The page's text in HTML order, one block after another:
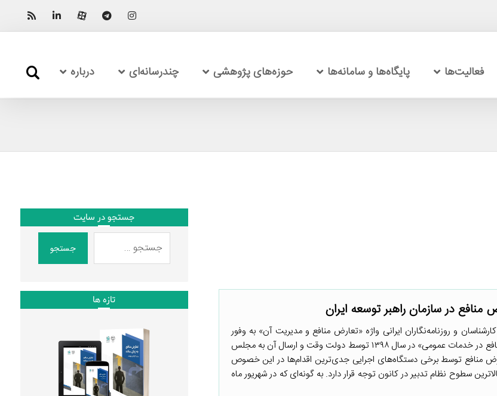
فعالیت‌ها پایگاه‌ها و سامانه‌ها حوزه‌های پژوهشی چندرسانه‌ای درباره
در سازمان راهبر توسعه ایران
و روزنامه‌نگاران ایرانی واژه «تعارض منافع و مدیریت آن» به وفور
دیده می‌شود. تهیه لایحه «مدیریت تعارض منافع در خدمات عمومی» در سال ۱۳۹۸ توسط دولت وقت و ارسال آن به مجلس
منافع توسط برخی دستگاه‌های اجرایی جدی‌ترین اقدام‌ها در این خصوص
سطوح نظام تدبیر در کانون توجه قرار دارد. به گونه‌ای که در شهریور ماه
جستجو در سایت
جستجو
تازه ها